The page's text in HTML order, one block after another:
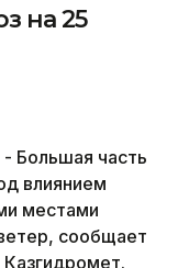
на 25
часть
влиянием
местами
сообщает